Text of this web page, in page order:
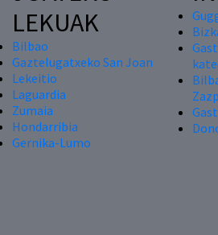
LEKUAK
Bilbao
Gaztelugatxeko San Joan
Lekeitio
Laguardia
Zumaia
Hondarribia
Gernika-Lumo